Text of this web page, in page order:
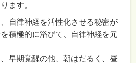
ます。
自律神経を活性化させる秘密が
積極的に浴びて、自律神経を元
早期覚醒の他、朝はだるく、昼